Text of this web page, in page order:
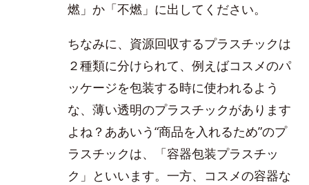
燃」か「不燃」に出してください。
ちなみに、資源回収するプラスチックは
２種類に分けられて、例えばコスメのパ
ッケージを包装する時に使われるよう
な、薄い透明のプラスチックがあります
よね？ああいう“商品を入れるため”のプ
ラスチックは、「容器包装プラスチッ
ク」といいます。一方、コスメの容器な